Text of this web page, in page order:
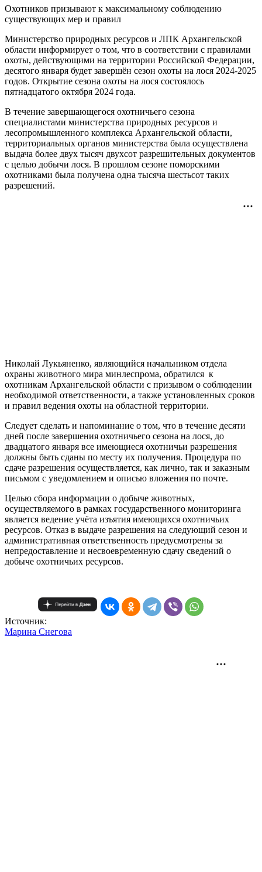
Охотников призывают к максимальному соблюдению
существующих мер и правил
Министерство природных ресурсов и ЛПК Архангельской
области информирует о том, что в соответствии с правилами
охоты, действующими на территории Российской Федерации,
десятого января будет завершён сезон охоты на лося 2024-2025
годов. Открытие сезона охоты на лося состоялось
пятнадцатого октября 2024 года.
В течение завершающегося охотничьего сезона
специалистами министерства природных ресурсов и
лесопромышленного комплекса Архангельской области,
территориальных органов министерства была осуществлена
выдача более двух тысяч двухсот разрешительных документов
с целью добычи лося. В прошлом сезоне поморскими
охотниками была получена одна тысяча шестьсот таких
разрешений.
Николай Лукьяненко, являющийся начальником отдела
охраны животного мира минлеспрома, обратился к
охотникам Архангельской области с призывом о соблюдении
необходимой ответственности, а также установленных сроков
и правил ведения охоты на областной территории.
Следует сделать и напоминание о том, что в течение десяти
дней после завершения охотничьего сезона на лося, до
двадцатого января все имеющиеся охотничьи разрешения
должны быть сданы по месту их получения. Процедура по
сдаче разрешения осуществляется, как лично, так и заказным
письмом с уведомлением и описью вложения по почте.
Целью сбора информации о добыче животных,
осуществляемого в рамках государственного мониторинга
является ведение учёта изъятия имеющихся охотничьих
ресурсов. Отказ в выдаче разрешения на следующий сезон и
административная ответственность предусмотрены за
непредоставление и несвоевременную сдачу сведений о
добыче охотничьих ресурсов.
Источник:
Mарина Снегова